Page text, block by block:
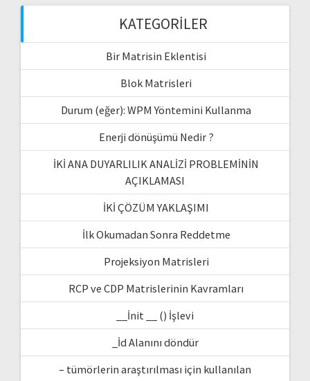
KATEGORILER
Bir Matrisin Eklentisi
Blok Matrisleri
Durum (eğer): WPM Yöntemini Kullanma
Enerji dönüşümü Nedir ?
İKİ ANA DUYARLILIK ANALİZİ PROBLEMİNİN
AÇIKLAMASI
İKİ ÇÖZÜM YAKLAŞIMI
İlk Okumadan Sonra Reddetme
Projeksiyon Matrisleri
RCP ve CDP Matrislerinin Kavramları
__İnit __ () İşlevi
_İd Alanını döndür
– tümörlerin araştırılması için kullanılan